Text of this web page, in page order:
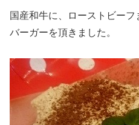
国産和牛に、ローストビー
バーガーを頂きました。